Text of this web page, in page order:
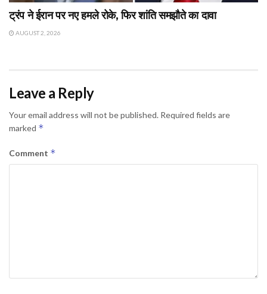
ट्रंप ने ईरान पर नए हमले रोके, फिर शांति समझौते का दावा
AUGUST 2, 2026
Leave a Reply
Your email address will not be published. Required fields are
marked *
Comment *